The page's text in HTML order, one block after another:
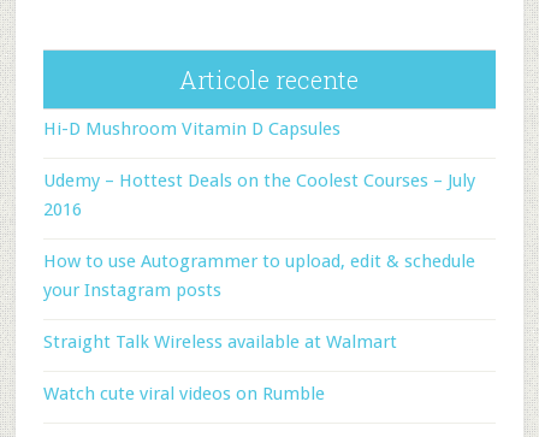
Articole recente
Hi-D Mushroom Vitamin D Capsules
Udemy – Hottest Deals on the Coolest Courses – July
2016
How to use Autogrammer to upload, edit & schedule
your Instagram posts
Straight Talk Wireless available at Walmart
Watch cute viral videos on Rumble